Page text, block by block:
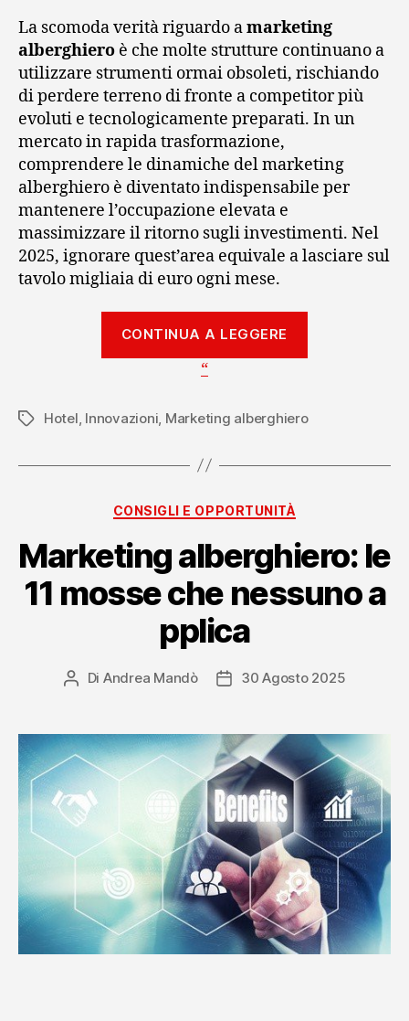
La scomoda verità riguardo amarketing
alberghiero è che molte strutture continuano a
utilizzare strumenti ormai obsoleti, rischiando
di perdere terreno di fronte a competitor più
evoluti e tecnologicamente preparati. In un
mercato in rapida trasformazione,
comprendere le dinamiche del marketing
alberghiero è diventato indispensabile per
mantenere l’occupazione elevata e
massimizzare il ritorno sugli investimenti. Nel
2025, ignorare quest’area equivale a lasciare sul
tavolo migliaia di euro ogni mese.
CONTINUA A LEGGERE
a
r
t
i
g
l
b
e
r
g
h
“
Tag Hotel Innovazioni Marketing alberghiero
Categorie
CONSIGLI E OPPORTUNITÀ
Marketing alberghiero: le
11 mosse che nessuno a
pplica
Autore
Di Andrea Mandò
Data30 Agosto 2025